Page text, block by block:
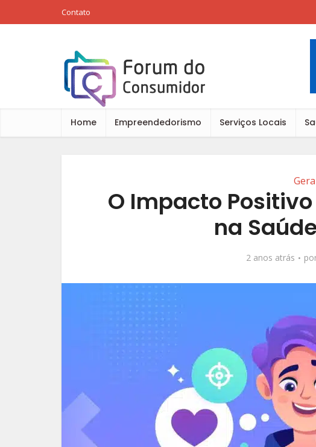
Contato
Home Empreendedorismo Serviços Locais
O Impacto
na
2 anos atrás